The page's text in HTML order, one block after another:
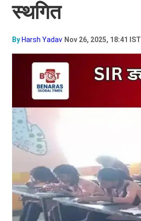
स्थगित
By Harsh Yadav Nov 26, 2025, 18:41 IST